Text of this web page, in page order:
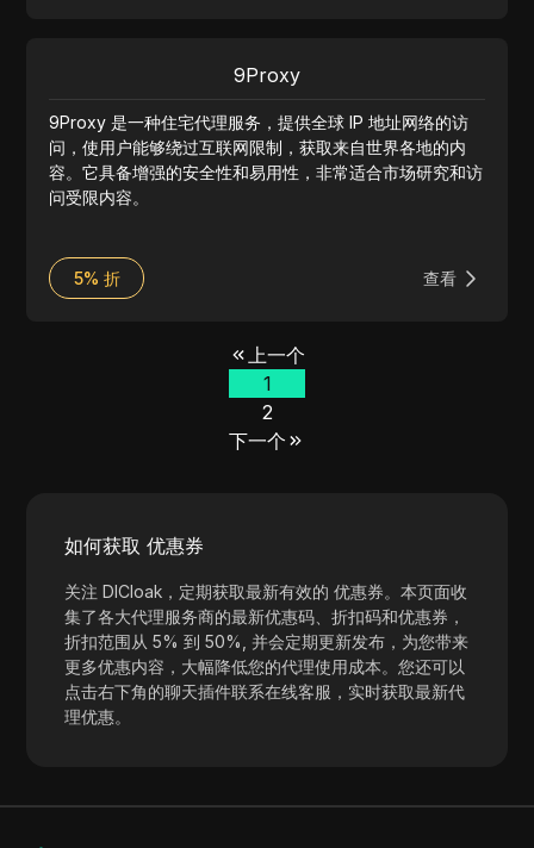
9Proxy
9Proxy 是一种住宅代理服务，提供全球 IP 地址网络的访
问，使用户能够绕过互联网限制，获取来自世界各地的内
容。它具备增强的安全性和易用性，非常适合市场研究和访
问受限内容。
5% 折 查看
上一个
1
2
下一个
如何获取 优惠券
关注 DICloak，定期获取最新有效的 优惠券。本页面收
集了各大代理服务商的最新优惠码、折扣码和优惠券，
折扣范围从 5% 到 50%, 并会定期更新发布，为您带来
更多优惠内容，大幅降低您的代理使用成本。您还可以
点击右下角的聊天插件联系在线客服，实时获取最新代
理优惠。